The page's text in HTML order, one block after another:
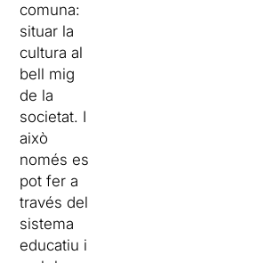
comuna:
situar la
cultura al
bell mig
de la
societat. I
això
només es
pot fer a
través del
sistema
educatiu i